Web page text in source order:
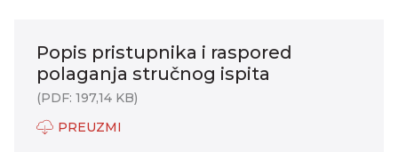
Popis pristupnika i raspored
polaganja stručnog ispita
(PDF: 197,14 KB)
PREUZMI